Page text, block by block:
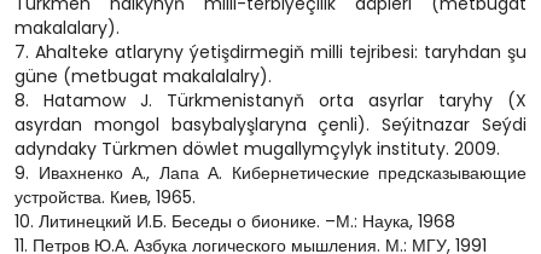
makalalary).
7. Ahalteke atlaryny ýetişdirmegiň milli tejribesi: taryhdan şu
güne (metbugat makalalalry).
8. Hatamow J. Türkmenistanyň orta asyrlar taryhy (X
asyrdan mongol basybalyşlaryna çenli). Seýitnazar Seýdi
adyndaky Türkmen döwlet mugallymçylyk instituty. 2009.
9. Ивахненко А., Лапа А. Кибернетические предсказывающие
устройства. Киев, 1965.
10. Литинецкий И.Б. Беседы о бионике. –М.: Наука, 1968
11. Петров Ю.А. Азбука логического мышления. М.: МГУ, 1991